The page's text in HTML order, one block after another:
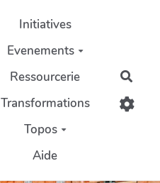
Initiatives
Evenements
Ressourcerie
Transformations
Topos
Aide